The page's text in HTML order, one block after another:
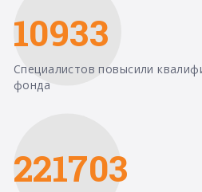
10933
Специалистов повысили
фонда
221703